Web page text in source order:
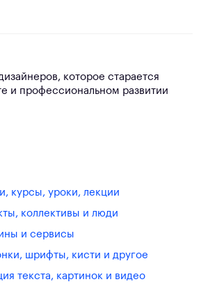
которое старается
и профессиональном развитии
курсы, уроки, лекции
коллективы и люди
и сервисы
шрифты, кисти и другое
текста, картинок и видео